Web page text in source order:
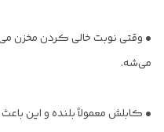
• وقتی نوبت خالی کردن مخزن
می‌شه.
• کابلش معمولاً بلنده و این